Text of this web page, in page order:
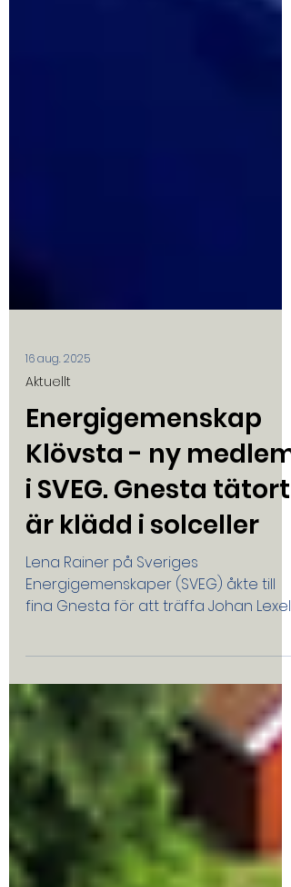
16 aug. 2025
Aktuellt
Energigemenskap
Klövsta - ny medlem
i SVEG. Gnesta tätort
är klädd i solceller
fina Gnesta för att träffa Johan Lexell
som ansökte om medlemskap i juni.
Alla hushåll som har solceller har
dessutom batterier för energilagring.
Johan Lexell, ägare av Klövsta Energi,
har varit en drivande kraft bakom
denna omställning. Han menar att
framgången bland annat beror på
att Gnesta är tillräckligt litet och att